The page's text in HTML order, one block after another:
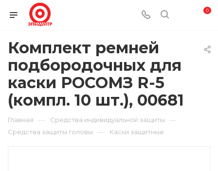
0
Комплект ремней
подбородочных для
каски РОСОМЗ R-5
(компл. 10 шт.), 00681
Главная — Средства индивидуальной защиты —
Средства защиты головы — Каски защитные